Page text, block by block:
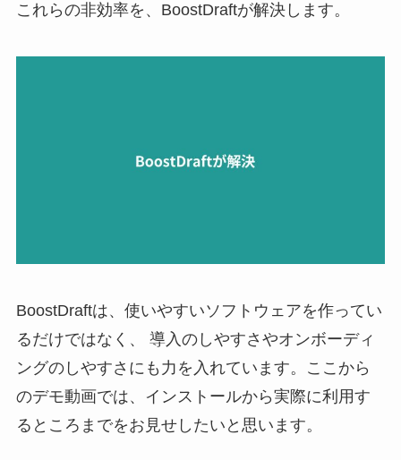
これらの非効率を、BoostDraftが解決します。
BoostDraftは、使いやすいソフトウェアを作ってい
るだけではなく、 導入のしやすさやオンボーディ
ングのしやすさにも力を入れています。ここから
のデモ動画では、インストールから実際に利用す
るところまでをお見せしたいと思います。